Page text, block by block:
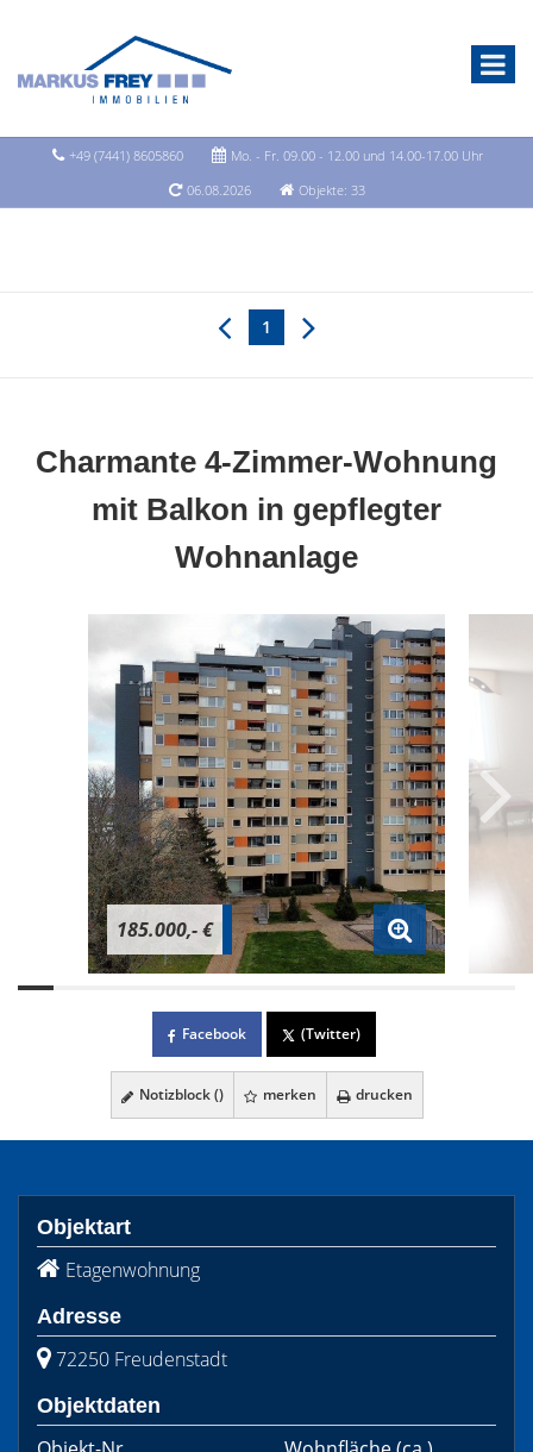
+49 (7441) 8605860
Mo. - Fr. 09.00 - 12.00 und 14.00-17.00 Uhr
06.08.2026
Objekte: 33
1
Charmante 4-Zimmer-Wohnung
mit Balkon in gepflegter
Wohnanlage
185.000,- €
Facebook (Twitter)
Notizblock () merken drucken
Objektart
Etagenwohnung
Adresse
72250 Freudenstadt
Objektdaten